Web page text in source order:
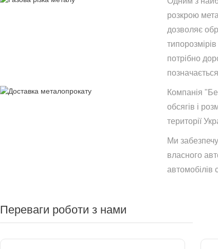
розкрою
дозволяє
потрібно
Компанія
обсягів і
території
Ми
власного
автомобілів
Переваги роботи з нами